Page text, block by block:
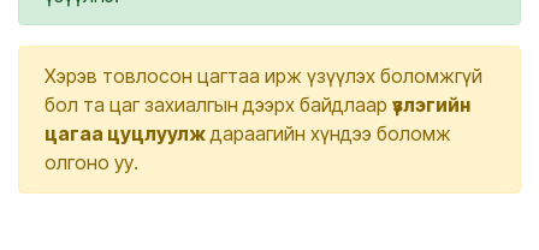
Хэрэв товлосон цагтаа ирж үзүүлэх боломжгүй
бол та цаг захиалгын дээрх байдлаар үзлэгийн
цагаа цуцлуулждараагийн хүндээ боломж
олгоно уу.